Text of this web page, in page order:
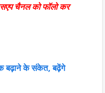
चैनल को फॉलो कर
बढ़ाने के संकेत, बढ़ेंगे